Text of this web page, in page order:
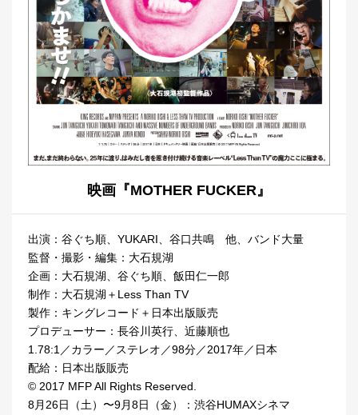
映画『MOTHER FUCKER』
出演：谷ぐち順、YUKARI、谷口共鳴 他、バンド大量
監督・撮影・編集：大石規湖
企画：大石規湖、谷ぐち順、飯田仁一郎
制作：大石規湖＋Less Than TV
製作：キングレコード＋日本出版販売
プロデューサー：長谷川英行、近藤順也
1.78:1／カラー／ステレオ／98分／2017年／日本
配給：日本出版販売
© 2017 MFP All Rights Reserved.
8月26日（土）〜9月8日（金）：渋谷HUMAXシネマ